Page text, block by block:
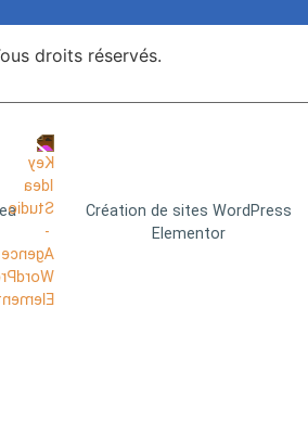
droits réservés.
Création de sites WordPress
Elementor